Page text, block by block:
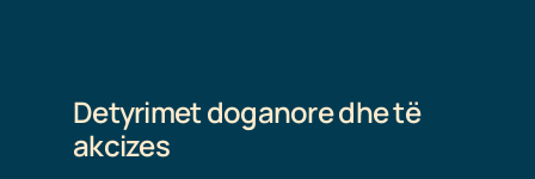
Detyrimet doganore dhe të
akcizes